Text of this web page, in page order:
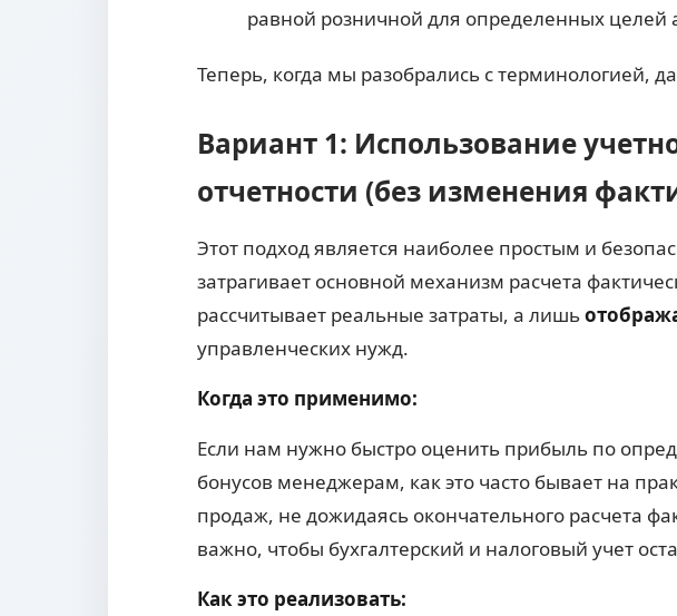
равной розничной для определенных целей
Теперь, когда мы разобрались с терминологией,
Вариант 1: Использование
отчетности (без изменения
Этот подход является наиболее простым и
затрагивает основной механизм расчета
рассчитывает реальные затраты, а лишь
управленческих нужд.
Когда это применимо:
Если нам нужно быстро оценить прибыль по
бонусов менеджерам, как это часто бывает на
продаж, не дожидаясь окончательного расчета
важно, чтобы бухгалтерский и налоговый учет
Как это реализовать: